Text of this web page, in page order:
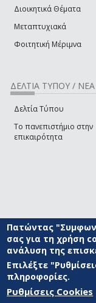
Διοικητικά Θέματα
Μεταπτυχιακά
Φοιτητική Μέριμνα
ΔΕΛΤΙΑ ΤΥΠΟΥ / ΝΕΑ
Δελτία Τύπου
Το πανεπιστήμιο στην
επικαιρότητα
© ΠΑΝΕΠΙΣΤΗΜΙΟ ΑΙΓΑΙΟΥ
ΑΝΑΠΤΥΞΗΣ
Πατώντας
σας για τη χρήση
ανάλυση της
Επιλέξτε
πληροφορίες.
Ρυθμίσεις Cookies